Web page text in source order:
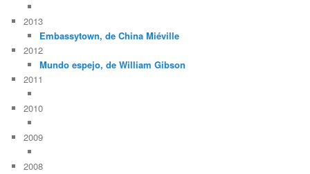
2013
Embassytown, de China Miéville
2012
Mundo espejo, de William Gibson
2011
2010
2009
2008